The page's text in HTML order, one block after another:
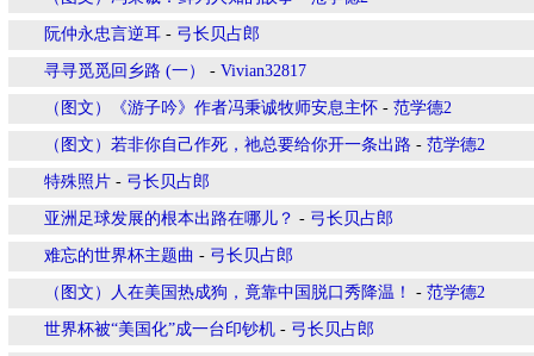
阮仲永忠言逆耳 - 弓长贝占郎
寻寻觅觅回乡路 (一） - Vivian32817
（图文）《游子吟》作者冯秉诚牧师安息主怀 - 范学德2
（图文）若非你自己作死，祂总要给你开一条出路 - 范学德2
特殊照片 - 弓长贝占郎
亚洲足球发展的根本出路在哪儿？ - 弓长贝占郎
难忘的世界杯主题曲 - 弓长贝占郎
（图文）人在美国热成狗，竟靠中国脱口秀降温！ - 范学德2
世界杯被“美国化”成一台印钞机 - 弓长贝占郎